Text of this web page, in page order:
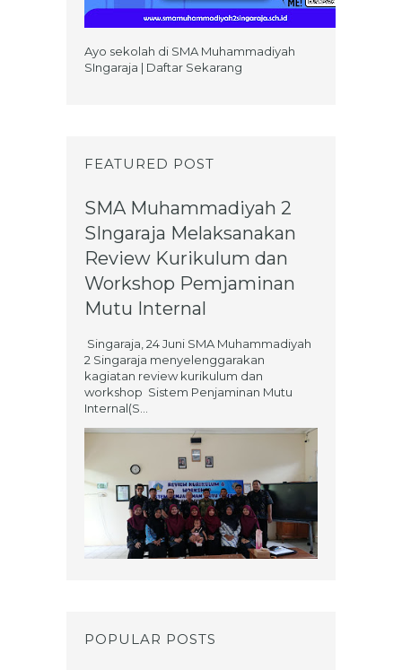
Ayo sekolah di SMA Muhammadiyah
SIngaraja | Daftar Sekarang
FEATURED POST
SMA Muhammadiyah 2
SIngaraja Melaksanakan
Review Kurikulum dan
Workshop Pemjaminan
Mutu Internal
Singaraja, 24 Juni SMA Muhammadiyah
2 Singaraja menyelenggarakan
kagiatan review kurikulum dan
workshop Sistem Penjaminan Mutu
Internal(S...
POPULAR POSTS